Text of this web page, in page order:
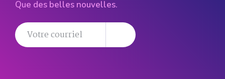
Que des belles nouvelles.